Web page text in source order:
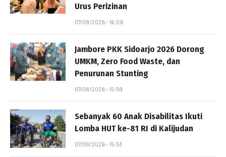
Urus Perizinan
07/08/2026 - 16:09
Jambore PKK Sidoarjo 2026 Dorong
UMKM, Zero Food Waste, dan
Penurunan Stunting
07/08/2026 - 15:59
Sebanyak 60 Anak Disabilitas Ikuti
Lomba HUT ke-81 RI di Kalijudan
07/08/2026 - 15:53